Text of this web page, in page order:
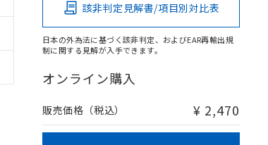
該非判定見解書/項目別対比表
日本の外為法に基づく該非判定、およびEAR再輸出規
制に関する見解が入手できます。
オンライン購入
販売価格（税込） ¥ 2,470